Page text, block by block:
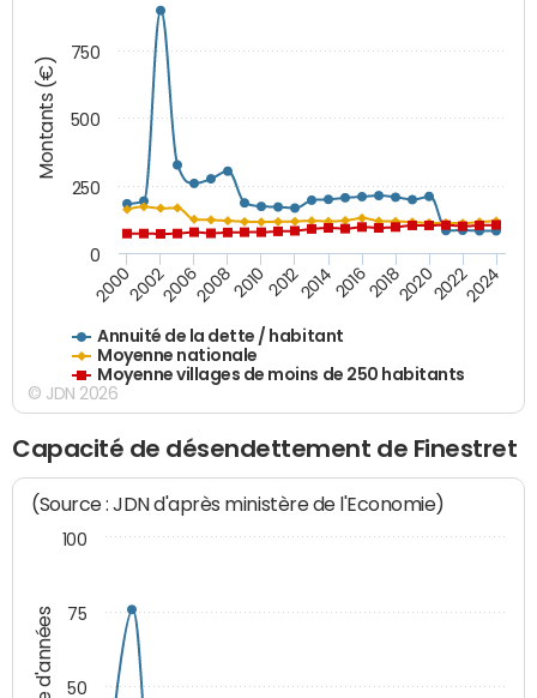
Montants (€)
Annuité de la dette / habitant
Moyenne nationale
Moyenne villages de moins de 250 habitants
200020022006200820102012201420162018202020222024
0
250
500
750
© JDN 2026
Capacité de désendettement de Finestret
(Source : JDN d'après ministère de l'Economie)
50
75
100